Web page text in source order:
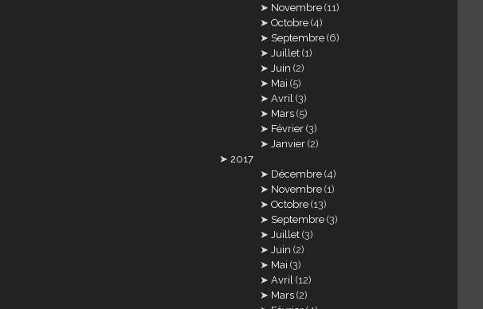
Novembre (11)
Octobre (4)
Septembre (6)
Juillet (1)
Juin (2)
Mai (5)
Avril (3)
Mars (5)
Février (3)
Janvier (2)
2017
Décembre (4)
Novembre (1)
Octobre (13)
Septembre (3)
Juillet (3)
Juin (2)
Mai (3)
Avril (12)
Mars (2)